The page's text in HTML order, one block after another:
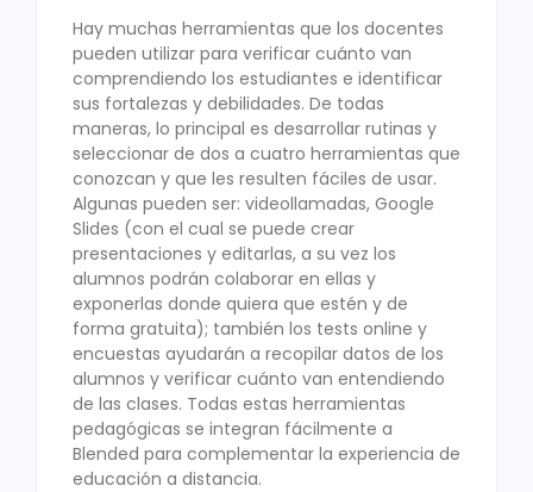
Hay muchas herramientas que los docentes
pueden utilizar para verificar cuánto van
comprendiendo los estudiantes e identificar
sus fortalezas y debilidades. De todas
maneras, lo principal es desarrollar rutinas y
seleccionar de dos a cuatro herramientas que
conozcan y que les resulten fáciles de usar.
Algunas pueden ser: videollamadas, Google
Slides (con el cual se puede crear
presentaciones y editarlas, a su vez los
alumnos podrán colaborar en ellas y
exponerlas donde quiera que estén y de
forma gratuita); también los tests online y
encuestas ayudarán a recopilar datos de los
alumnos y verificar cuánto van entendiendo
de las clases. Todas estas herramientas
pedagógicas se integran fácilmente a
Blended para complementar la experiencia de
educación a distancia.